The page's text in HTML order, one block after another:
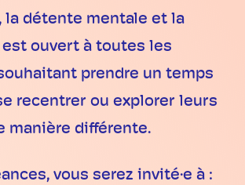
la détente mentale et la
ouvert à toutes les
prendre un temps
recentrer ou explorer leurs
manière différente.
vous serez invité·e à :